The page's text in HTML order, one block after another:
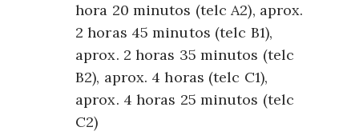
hora 20 minutos (telc A2), aprox.
2 horas 45 minutos (telc B1),
aprox. 2 horas 35 minutos (telc
B2), aprox. 4 horas (telc C1),
aprox. 4 horas 25 minutos (telc
C2)